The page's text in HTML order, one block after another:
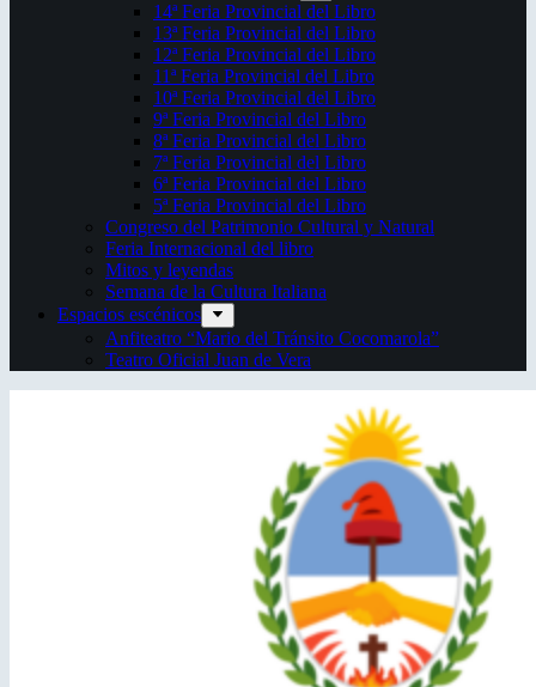
14ª Feria Provincial del Libro
13ª Feria Provincial del Libro
12ª Feria Provincial del Libro
11ª Feria Provincial del Libro
10ª Feria Provincial del Libro
9ª Feria Provincial del Libro
8ª Feria Provincial del Libro
7ª Feria Provincial del Libro
6ª Feria Provincial del Libro
5ª Feria Provincial del Libro
Congreso del Patrimonio Cultural y Natural
Feria Internacional del libro
Mitos y leyendas
Semana de la Cultura Italiana
Espacios escénicos
Anfiteatro “Mario del Tránsito Cocomarola”
Teatro Oficial Juan de Vera